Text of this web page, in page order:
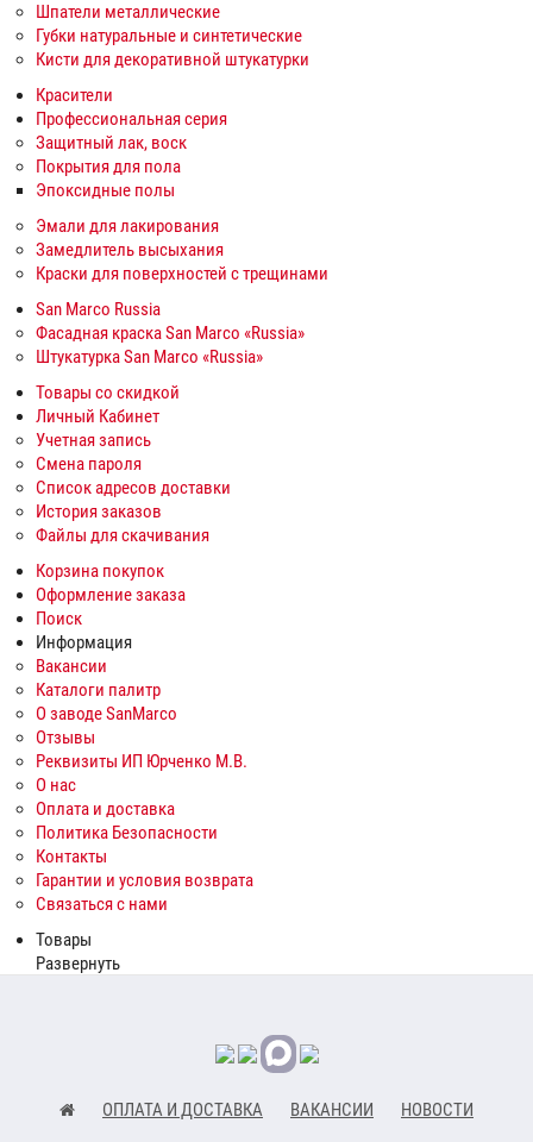
Шпатели металлические
Губки натуральные и синтетические
Кисти для декоративной штукатурки
Красители
Профессиональная серия
Защитный лак, воск
Покрытия для пола
Эпоксидные полы
Эмали для лакирования
Замедлитель высыхания
Краски для поверхностей с трещинами
San Marco Russia
Фасадная краска San Marco «Russia»
Штукатурка San Marco «Russia»
Товары со скидкой
Личный Кабинет
Учетная запись
Смена пароля
Список адресов доставки
История заказов
Файлы для скачивания
Корзина покупок
Оформление заказа
Поиск
Информация
Вакансии
Каталоги палитр
О заводе SanMarco
Отзывы
Реквизиты ИП Юрченко М.В.
О нас
Оплата и доставка
Политика Безопасности
Контакты
Гарантии и условия возврата
Связаться с нами
Товары
Развернуть
ОПЛАТА И ДОСТАВКА ВАКАНСИИ НОВОСТИ